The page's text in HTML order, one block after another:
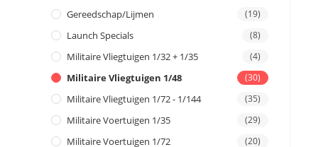
Gereedschap/Lijmen (19)
Launch Specials (8)
Militaire Vliegtuigen 1/32 + 1/35 (4)
Militaire Vliegtuigen 1/48 (30)
Militaire Vliegtuigen 1/72 - 1/144 (35)
Militaire Voertuigen 1/35 (29)
Militaire Voertuigen 1/72 (20)